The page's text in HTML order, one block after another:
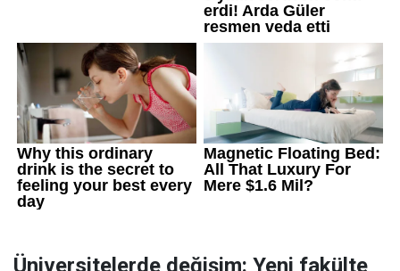
Üniversitelerde değişim: Yeni fakülte